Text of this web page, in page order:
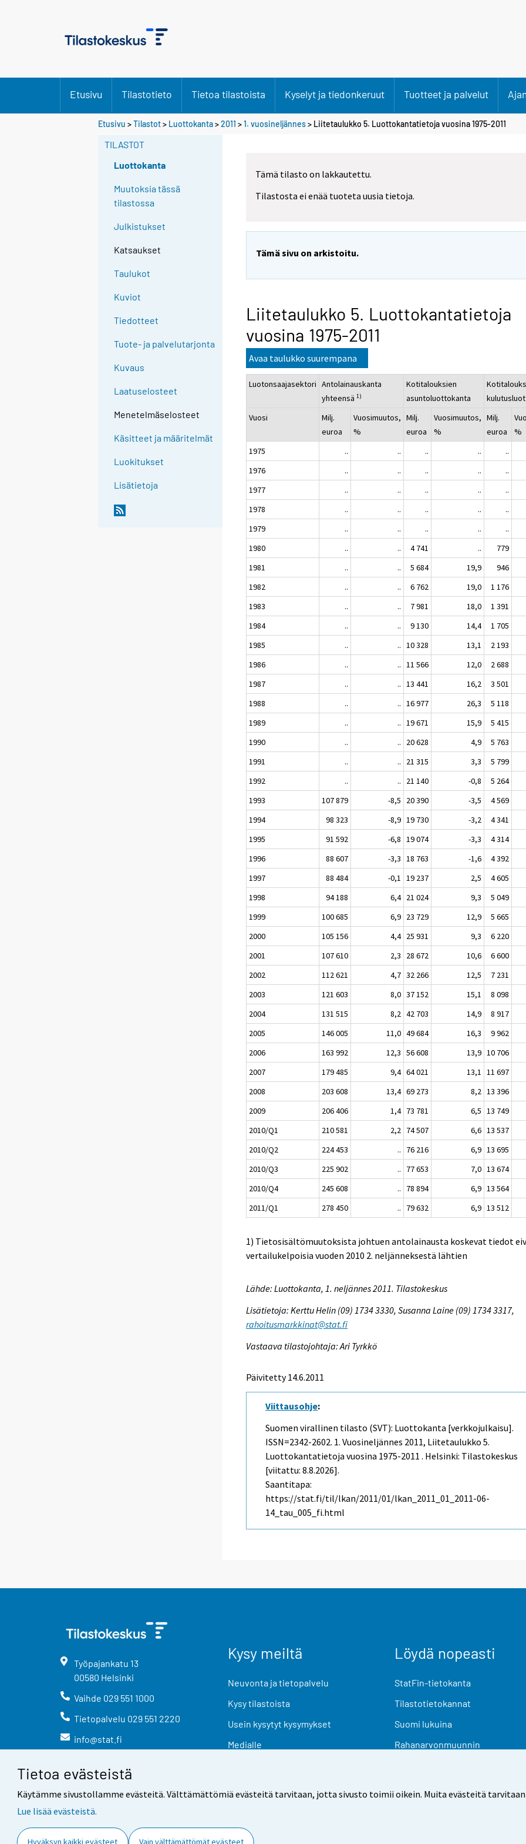
Tietoa evästeistä
Käytämme sivustollamme evästeitä. Välttämättömiä evästeitä tarvitaan, jotta sivusto toimii oikein. Muita evästeitä
Lue lisää evästeistä.
Hyväksyn kaikki evästeet Vain välttämättömät evästeet
Etusivu Tilastotieto Tietoa tilastoista Kyselyt ja tiedonkeruut Tuotteet ja palvelut
Etusivu >Tilastot> Luottokanta>2011 >1. vuosineljännes> Liitetaulukko 5. Luottokantatietoja vuosina 1975-2011
TILASTOT
Luottokanta
Muutoksia tässä
tilastossa
Julkistukset
Katsaukset
Taulukot
Kuviot
Tiedotteet
Tuote- ja palvelutarjonta
Kuvaus
Laatuselosteet
Menetelmäselosteet
Käsitteet ja määritelmät
Luokitukset
Lisätietoja
Tämä tilasto on lakkautettu.
Tilastosta ei enää tuoteta uusia tietoja.
Tämä sivu on arkistoitu.
Liitetaulukko 5. Luottokantatietoja
vuosina 1975-2011
Avaa taulukko suurempana
Luotonsaajasektori Antolainauskanta
yhteensä1)
Kotitalouksien
asuntoluottokanta
Vuosi
Milj.
euroa
Vuosimuutos,
%
Milj.
euroa
Vuosimuutos,
%
Milj.
euroa
%
1975
.. .. .. .. ..
1976
.. .. .. .. ..
1977
.. .. .. .. ..
1978
.. .. .. .. ..
1979
.. .. .. .. ..
1980
.. .. 4 741 .. 779
1981
.. .. 5 684 19,9 946
1982
.. .. 6 762 19,0 1 176
1983
.. .. 7 981 18,0 1 391
1984
.. .. 9 130 14,4 1 705
1985
.. .. 10 328 13,1 2 193
1986
.. .. 11 566 12,0 2 688
1987
.. .. 13 441 16,2 3 501
1988
.. .. 16 977 26,3 5 118
1989
.. .. 19 671 15,9 5 415
1990
.. .. 20 628 4,9 5 763
1991
.. .. 21 315 3,3 5 799
1992
.. .. 21 140 -0,8 5 264
1993
107 879 -8,5 20 390 -3,5 4 569
1994
98 323 -8,9 19 730 -3,2 4 341
1995
91 592 -6,8 19 074 -3,3 4 314
1996
88 607 -3,3 18 763 -1,6 4 392
1997
88 484 -0,1 19 237 2,5 4 605
1998
94 188 6,4 21 024 9,3 5 049
1999
100 685 6,9 23 729 12,9 5 665
2000
105 156 4,4 25 931 9,3 6 220
2001
107 610 2,3 28 672 10,6 6 600
2002
112 621 4,7 32 266 12,5 7 231
2003
121 603 8,0 37 152 15,1 8 098
2004
131 515 8,2 42 703 14,9 8 917
2005
146 005 11,0 49 684 16,3 9 962
2006
163 992 12,3 56 608 13,9 10 706
2007
179 485 9,4 64 021 13,1 11 697
2008
203 608 13,4 69 273 8,2 13 396
2009
206 406 1,4 73 781 6,5 13 749
2010/Q1
210 581 2,2 74 507 6,6 13 537
2010/Q2
224 453 .. 76 216 6,9 13 695
2010/Q3
225 902 .. 77 653 7,0 13 674
2010/Q4
245 608 .. 78 894 6,9 13 564
2011/Q1
278 450 .. 79 632 6,9 13 512
1) Tietosisältömuutoksista johtuen antolainausta koskevat tiedot
vertailukelpoisia vuoden 2010 2. neljänneksestä lähtien
Lähde: Luottokanta, 1. neljännes 2011. Tilastokeskus
Lisätietoja: Kerttu Helin (09) 1734 3330, Susanna Laine (09) 1734 3317,
rahoitusmarkkinat@stat.fi
Vastaava tilastojohtaja: Ari Tyrkkö
Päivitetty 14.6.2011
Viittausohje:
Suomen virallinen tilasto (SVT): Luottokanta [verkkojulkaisu].
ISSN=2342-2602. 1. Vuosineljännes 2011, Liitetaulukko 5.
Luottokantatietoja vuosina 1975-2011 . Helsinki: Tilastokeskus
[viitattu: 8.8.2026].
Saantitapa:
https://stat.fi/til/lkan/2011/01/lkan_2011_01_2011-06-
14_tau_005_fi.html
Työpajankatu 13
00580 Helsinki
Vaihde 029 551 1000
Tietopalvelu 029 551 2220
info@stat.fi
Kysy meiltä
Neuvonta ja tietopalvelu
Kysy tilastoista
Usein kysytyt kysymykset
Medialle
Löydä nopeasti
StatFin-tietokanta
Tilastotietokannat
Suomi lukuina
Rahanarvonmuunnin
Palaute